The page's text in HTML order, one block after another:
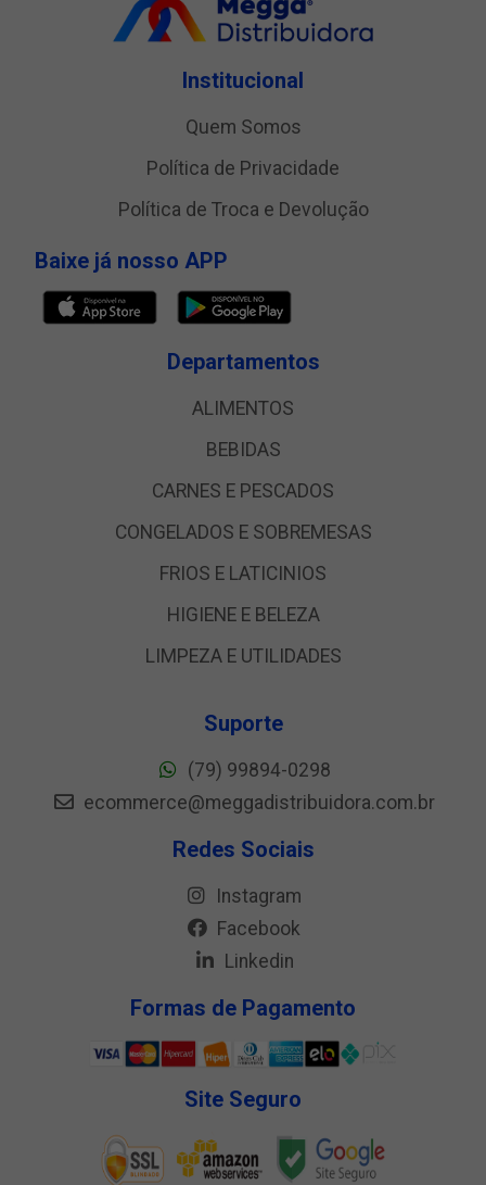
Institucional
Quem Somos
Política de Privacidade
Política de Troca e Devolução
Baixe já nosso APP
Departamentos
ALIMENTOS
BEBIDAS
CARNES E PESCADOS
CONGELADOS E SOBREMESAS
FRIOS E LATICINIOS
HIGIENE E BELEZA
LIMPEZA E UTILIDADES
Suporte
(79) 99894-0298
ecommerce@meggadistribuidora.com.br
Redes Sociais
Instagram
Facebook
Linkedin
Formas de Pagamento
Site Seguro